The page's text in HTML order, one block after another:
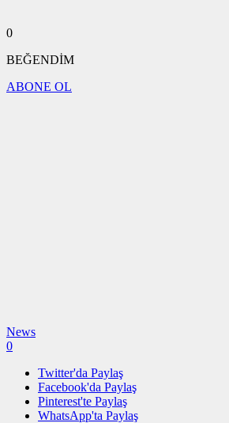
0
BEĞENDİM
ABONE OL
News
0
Twitter'da Paylaş
Facebook'da Paylaş
Pinterest'te Paylaş
WhatsApp'ta Paylaş